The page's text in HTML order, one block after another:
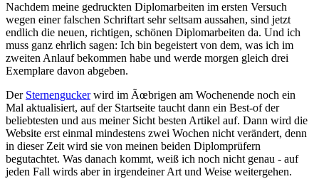
Nachdem meine gedruckten Diplomarbeiten im ersten Versuch
wegen einer falschen Schriftart sehr seltsam aussahen, sind jetzt
endlich die neuen, richtigen, schönen Diplomarbeiten da. Und ich
muss ganz ehrlich sagen: Ich bin begeistert von dem, was ich im
zweiten Anlauf bekommen habe und werde morgen gleich drei
Exemplare davon abgeben.
Der Sternenguckerwird im Ãœbrigen am Wochenende noch ein
Mal aktualisiert, auf der Startseite taucht dann ein Best-of der
beliebtesten und aus meiner Sicht besten Artikel auf. Dann wird die
Website erst einmal mindestens zwei Wochen nicht verändert, denn
in dieser Zeit wird sie von meinen beiden Diplomprüfern
begutachtet. Was danach kommt, weiß ich noch nicht genau - auf
jeden Fall wirds aber in irgendeiner Art und Weise weitergehen.